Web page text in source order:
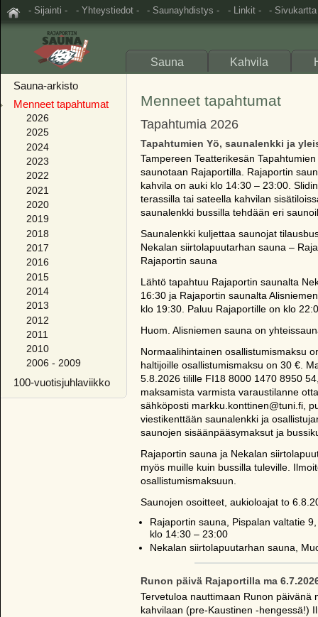
- Sijainti - - Yhteystiedot - - Saunayhdistys - - Linkit - -
Sauna Kahvila
Sauna-arkisto
Menneet tapahtumat
2026
2025
2024
2023
2022
2021
2020
2019
2018
2017
2016
2015
2014
2013
2012
2011
2010
2006 - 2009
100-vuotisjuhlaviikko
Menneet tapahtumat
Tapahtumia 2026
Tapahtumien Yö, saunalenkki ja
Tampereen Teatterikesän
saunotaan Rajaportilla. Rajaportin
kahvila on auki klo 14:30 – 23:00.
terassilla tai sateella kahvilan
saunalenkki bussilla tehdään eri
Saunalenkki kuljettaa saunojat
Nekalan siirtolapuutarhan sauna –
Rajaportin sauna
Lähtö tapahtuu Rajaportin saunalta
16:30 ja Rajaportin saunalta
klo 19:30. Paluu Rajaportille on klo
Huom. Alisniemen sauna on
Normaalihintainen osallistumismaksu
haltijoille osallistumismaksu on 30 €.
5.8.2026 tilille FI18 8000 1470 8950
maksamista varmista varaustilanne
sähköposti markku.konttinen@tuni.fi,
viestikenttään saunalenkki ja
saunojen sisäänpääsymaksut ja
Rajaportin sauna ja Nekalan
myös muille kuin bussilla tuleville.
osallistumismaksuun.
Saunojen osoitteet, aukioloajat to
Rajaportin sauna, Pispalan valtatie
klo 14:30 – 23:00
Nekalan siirtolapuutarhan sauna,
Runon päivä Rajaportilla ma
Tervetuloa nauttimaan Runon päivänä
kahvilaan (pre-Kaustinen -hengessä!)